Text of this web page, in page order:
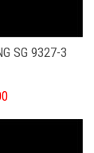
SG 9327-3